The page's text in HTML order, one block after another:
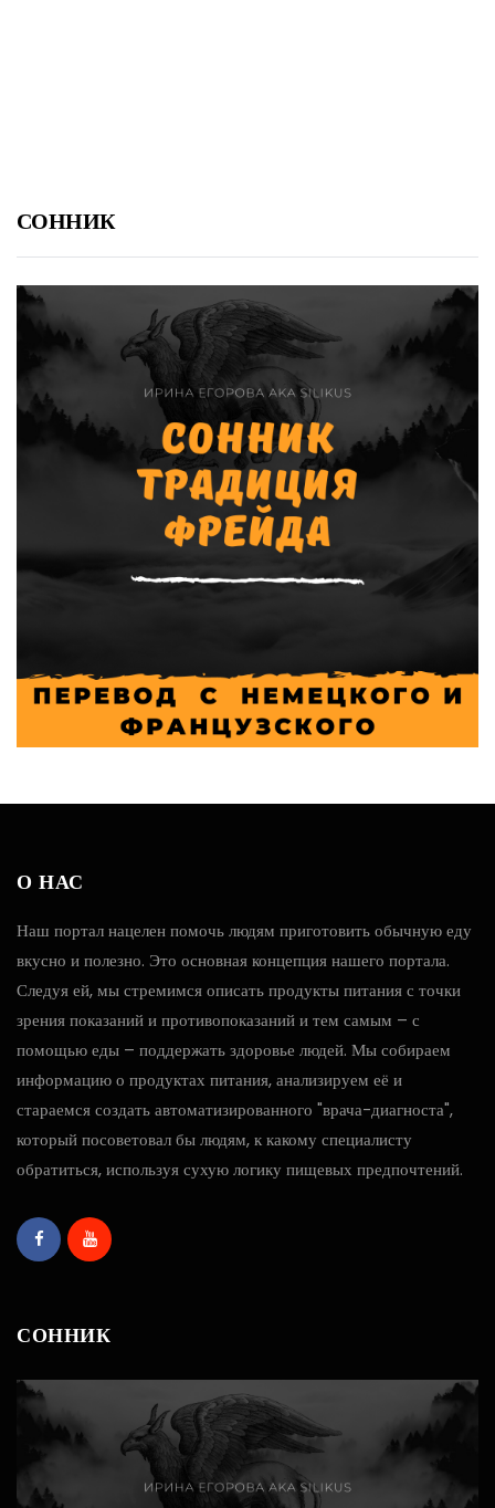
СОННИК
О НАС
Наш портал нацелен помочь людям приготовить обычную еду
вкусно и полезно. Это основная концепция нашего портала.
Следуя ей, мы стремимся описать продукты питания с точки
зрения показаний и противопоказаний и тем самым – с
помощью еды – поддержать здоровье людей. Мы собираем
информацию о продуктах питания, анализируем её и
стараемся создать автоматизированного "врача-диагноста",
который посоветовал бы людям, к какому специалисту
обратиться, используя сухую логику пищевых предпочтений.
СОННИК